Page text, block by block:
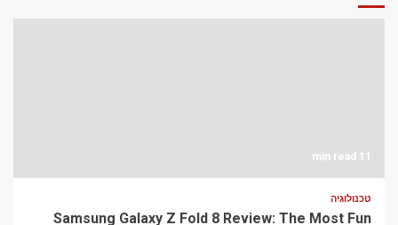
11 min read
טכנולוגיה
Samsung Galaxy Z Fold 8 Review: The Most Fun